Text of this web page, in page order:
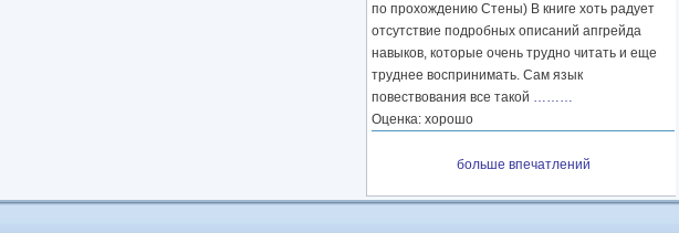
по прохождению Стены) В книге хоть радует
отсутствие подробных описаний апгрейда
навыков, которые очень трудно читать и еще
труднее воспринимать. Сам язык
повествования все такой ………
Оценка: хорошо
больше впечатлений